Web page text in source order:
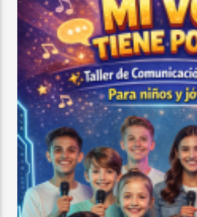
CURRENT SHOW
FIESTA DJ DE
12:00 AM 3:00 AM
Beone Radio